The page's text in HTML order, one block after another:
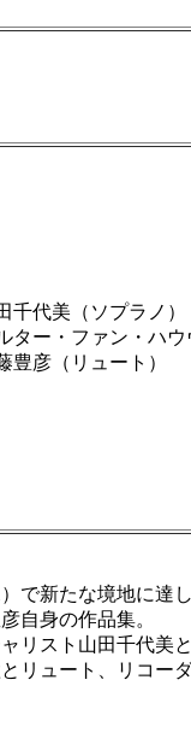
千代美（ソプラノ）
ター・ファン・ハウ
豊彦（リュート）
で新たな境地に達
自身の作品集。
リスト山田千代美
リュート、リコー